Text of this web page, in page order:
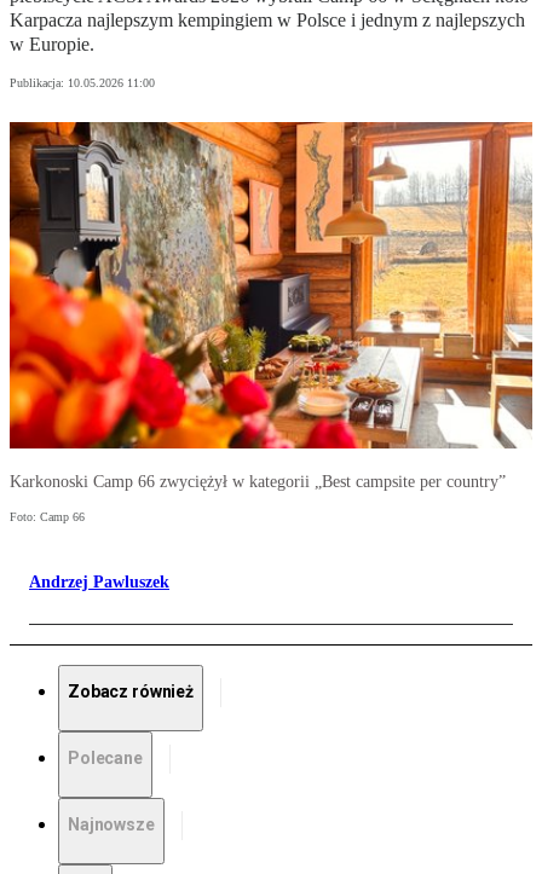
Karpacza najlepszym kempingiem w Polsce i jednym z najlepszych
w Europie.
Publikacja: 10.05.2026 11:00
Karkonoski Camp 66 zwyciężył w kategorii „Best campsite per country”
Foto: Camp 66
Andrzej Pawluszek
Zobacz również
Polecane
Najnowsze